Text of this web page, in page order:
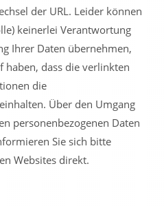
der URL. Leider können
keinerlei Verantwortung
Ihrer Daten übernehmen,
haben, dass die verlinkten
die
Über den Umgang
personenbezogenen Daten
Sie sich bitte
Websites direkt.